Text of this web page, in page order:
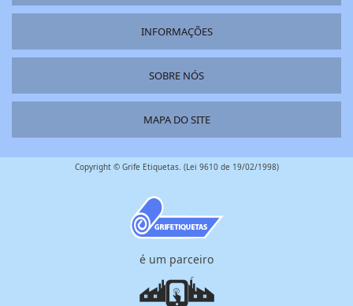
INFORMAÇÕES
SOBRE NÓS
MAPA DO SITE
Copyright © Grife Etiquetas. (Lei 9610 de 19/02/1998)
é um parceiro